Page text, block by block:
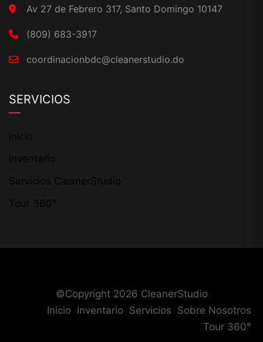
Av 27 de Febrero 317, Santo Domingo 10147
(809) 683-3917
coordinacionbdc@cleanerstudio.do
SERVICIOS
Inicio
Inventario
Servicios CleanerStudio
Tour 360°
©Copyright 2026 CleanerStudio
Inicio Inventario Servicios Sobre Nosotros
Tour 360°